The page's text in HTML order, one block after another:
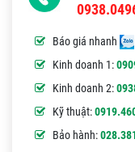
Báo giá nhanh
Kinh doanh 1:
Kinh doanh 2:
Kỹ thuật:
Bảo hành: